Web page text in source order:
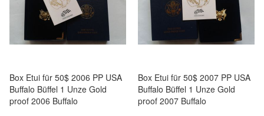
Box Etui für 50$ 2006 PP USA
Buffalo Büffel 1 Unze Gold
proof 2006 Buffalo
Box Etui für 50$ 2007 PP USA
Buffalo Büffel 1 Unze Gold
proof 2007 Buffalo